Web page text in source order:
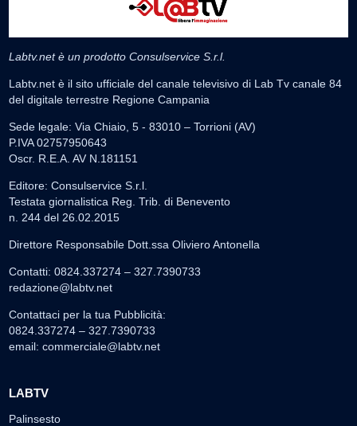
Labtv.net è un prodotto Consulservice S.r.l.
Labtv.net è il sito ufficiale del canale televisivo di Lab Tv canale 84
del digitale terrestre Regione Campania
Sede legale: Via Chiaio, 5 - 83010 – Torrioni (AV)
P.IVA 02757950643
Oscr. R.E.A. AV N.181151
Editore: Consulservice S.r.l.
Testata giornalistica Reg. Trib. di Benevento
n. 244 del 26.02.2015
Direttore Responsabile Dott.ssa Oliviero Antonella
Contatti: 0824.337274 – 327.7390733
redazione@labtv.net
Contattaci per la tua Pubblicità:
0824.337274 – 327.7390733
email: commerciale@labtv.net
LABTV
Palinsesto